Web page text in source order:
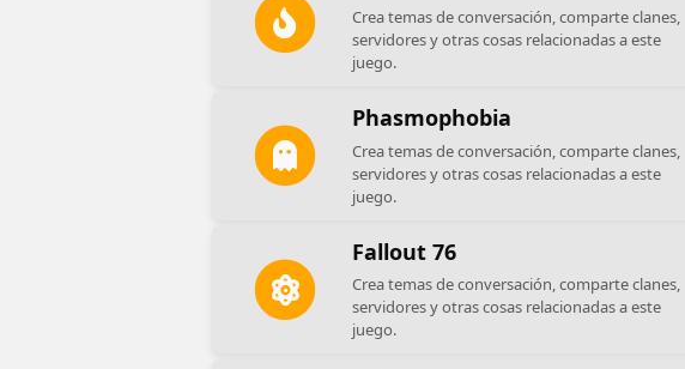
Crea temas de conversación, comparte clanes,
servidores y otras cosas relacionadas a este
juego.
Phasmophobia
Crea temas de conversación, comparte clanes,
servidores y otras cosas relacionadas a este
juego.
Fallout 76
Crea temas de conversación, comparte clanes,
servidores y otras cosas relacionadas a este
juego.